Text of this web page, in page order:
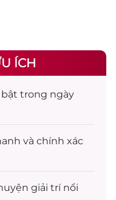
ÍCH
bật trong ngày
và chính xác
giải trínổi